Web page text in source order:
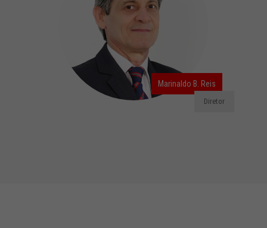
Marinaldo B. Reis
Diretor